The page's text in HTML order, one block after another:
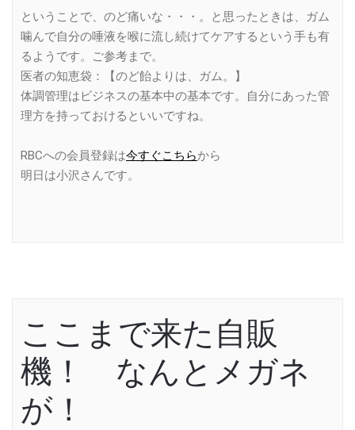
ということで、のど痛いな・・・。と思ったときは、ガム
噛んで自分の唾液を喉に流し続けてケアするという手も有
るようです。ご参考まで。
医者の知恵袋：【のど飴よりは、ガム。】
体調管理はビジネスの基本中の基本です。自分にあった管
理方を持っておけるといいですね。
RBCへの会員登録は今すぐこちらから
明日は小沢さんです。
ここまで来た自販
機！ なんとメガネ
が！